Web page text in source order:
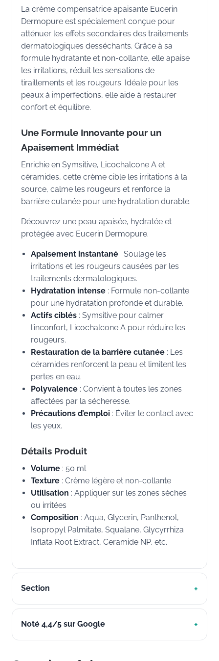
La crème compensatrice apaisante Eucerin
Dermopure est spécialement conçue pour
atténuer les effets secondaires des traitements
dermatologiques desséchants. Grâce à sa
formule hydratante et non-collante, elle apaise
les irritations, réduit les sensations de
tiraillements et les rougeurs. Idéale pour les
peaux à imperfections, elle aide à restaurer
confort et équilibre.
Une Formule Innovante pour un
Apaisement Immédiat
Enrichie en Symsitive, Licochalcone A et
céramides, cette crème cible les irritations à la
source, calme les rougeurs et renforce la
barrière cutanée pour une hydratation durable.
Découvrez une peau apaisée, hydratée et
protégée avec Eucerin Dermopure.
Apaisement instantané : Soulage les
irritations et les rougeurs causées par les
traitements dermatologiques.
Hydratation intense : Formule non-collante
pour une hydratation profonde et durable.
Actifs ciblés : Symsitive pour calmer
l’inconfort, Licochalcone A pour réduire les
rougeurs.
Restauration de la barrière cutanée : Les
céramides renforcent la peau et limitent les
pertes en eau.
Polyvalence : Convient à toutes les zones
affectées par la sécheresse.
Précautions d’emploi : Éviter le contact avec
les yeux.
Détails Produit
Volume : 50 ml
Texture : Crème légère et non-collante
Utilisation : Appliquer sur les zones sèches
ou irritées
Composition : Aqua, Glycerin, Panthenol,
Isopropyl Palmitate, Squalane, Glycyrrhiza
Inflata Root Extract, Ceramide NP, etc.
Section
Noté 4,4/5 sur Google